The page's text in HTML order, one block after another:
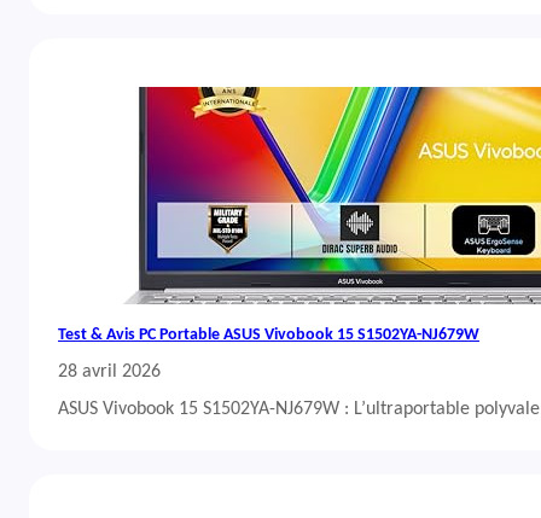
Test & Avis PC Portable ASUS Vivobook 15 S1502YA-NJ679W
28 avril 2026
ASUS Vivobook 15 S1502YA-NJ679W : L’ultraportable